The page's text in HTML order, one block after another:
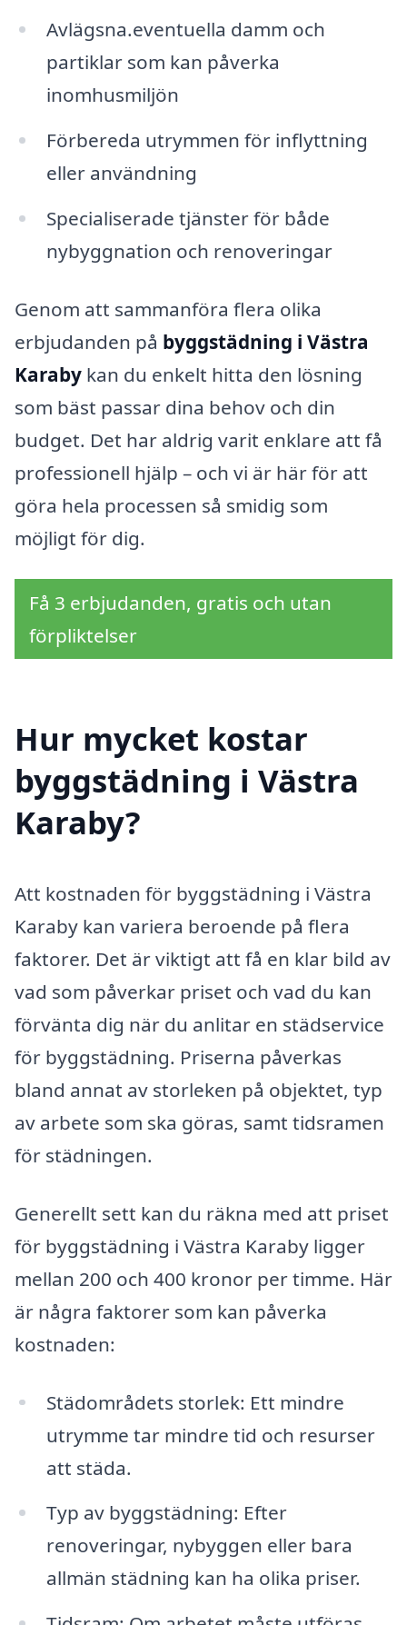
Avlägsna.eventuella damm och
partiklar som kan påverka
inomhusmiljön
Förbereda utrymmen för inflyttning
eller användning
Specialiserade tjänster för både
nybyggnation och renoveringar
Genom att sammanföra flera olika
erbjudanden på byggstädning i Västra
Karaby kan du enkelt hitta den lösning
som bäst passar dina behov och din
budget. Det har aldrig varit enklare att få
professionell hjälp – och vi är här för att
göra hela processen så smidig som
möjligt för dig.
Få 3 erbjudanden, gratis och utan
förpliktelser
Hur mycket kostar
byggstädning i Västra
Karaby?
Att kostnaden för byggstädning i Västra
Karaby kan variera beroende på flera
faktorer. Det är viktigt att få en klar bild av
vad som påverkar priset och vad du kan
förvänta dig när du anlitar en städservice
för byggstädning. Priserna påverkas
bland annat av storleken på objektet, typ
av arbete som ska göras, samt tidsramen
för städningen.
Generellt sett kan du räkna med att priset
för byggstädning i Västra Karaby ligger
mellan 200 och 400 kronor per timme. Här
är några faktorer som kan påverka
kostnaden:
Städområdets storlek: Ett mindre
utrymme tar mindre tid och resurser
att städa.
Typ av byggstädning: Efter
renoveringar, nybyggen eller bara
allmän städning kan ha olika priser.